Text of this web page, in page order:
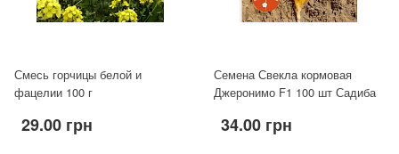
Смесь горчицы белой и
фацелии 100 г
29.00 грн
Семена Свекла кормовая
Джеронимо F1 100 шт Садиба
34.00 грн